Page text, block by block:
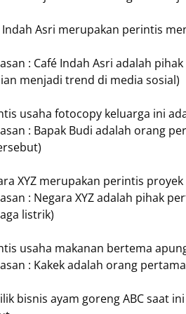
Indah Asri merupakan perintis
: Café Indah Asri adalah
menjadi trend di media sosial)
usaha fotocopy keluarga ini
: Bapak Budi adalah orang
XYZ merupakan perintis
: Negara XYZ adalah pihak
listrik)
usaha makanan bertema
: Kakek adalah orang
bisnis ayam goreng ABC saat